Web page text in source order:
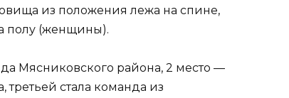
из положения лежа на спине,
полу (женщины).
Мясниковского района, 2 место —
стала команда из